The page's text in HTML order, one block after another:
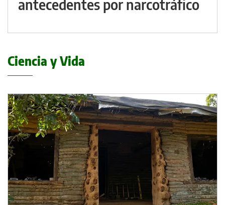
antecedentes por narcotráfico
Ciencia y Vida